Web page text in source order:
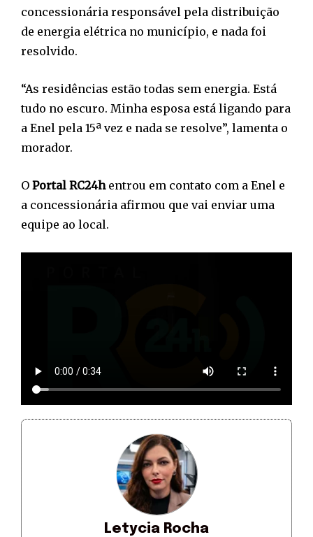
concessionária responsável pela distribuição
de energia elétrica no município, e nada foi
resolvido.
“As residências estão todas sem energia. Está
tudo no escuro. Minha esposa está ligando para
a Enel pela 15ª vez e nada se resolve”, lamenta o
morador.
O Portal RC24hentrou em contato com a Enel e
a concessionária afirmou que vai enviar uma
equipe ao local.
Letycia Rocha